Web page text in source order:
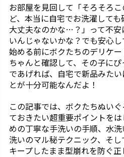
お部屋を見回して「そろそろ
ど、本当に自宅でお洗濯して
大丈夫なのかな…？」って不
いんじゃないかな？でも安心
始める前にボクたちのデリケ
ちゃんと確認して、その子に
であげれば、自宅で新品みた
とが十分可能なんだよ！
この記事では、ボクたちぬい
ておきたい超重要ポイントを
めの丁寧な手洗いの手順、水
洗いのマル秘テクニック、そ
キープしたまま型崩れを防ぐ